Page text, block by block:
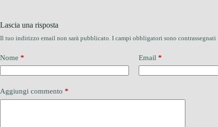
Lascia una risposta
Il tuo indirizzo email non sarà pubblicato. I campi obbligatori sono contrassegnati
Nome * Email *
Aggiungi commento *